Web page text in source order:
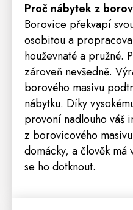
Proč nábytek z
Borovice překvapí
osobitou a
houževnaté a pružné.
zároveň nevšedně.
borového masivu
nábytku. Díky
provoní nadlouho váš
z borovicového
domácky, a člověk má
se ho dotknout.